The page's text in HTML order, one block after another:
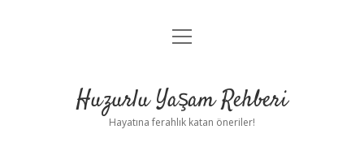
Anasayfa
Yasal Uyarı
menüyü
Huzurlu Yaşam Rehberi
Hayatına ferahlık katan öneriler!